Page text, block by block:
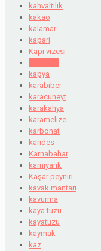
kahvaltılık
kakao
kalamar
kapari
Kapı vizesi
kapya
karabiber
karacuneyt
karakahya
karamelize
karbonat
karides
Karnabahar
karnıyarık
Kaşar peyniri
kavak mantarı
kavurma
kaya tuzu
kayatuzu
kaymak
kaz